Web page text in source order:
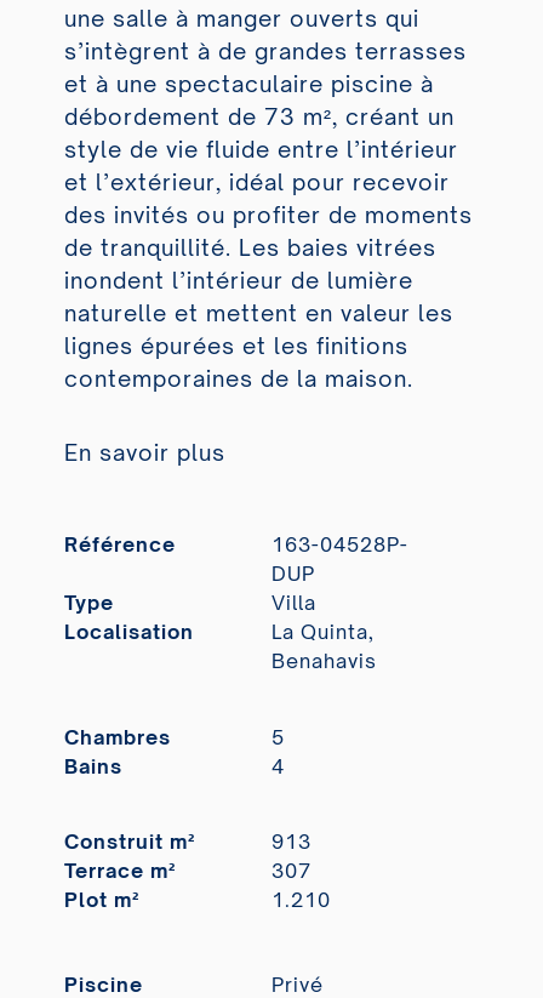
une salle à manger ouverts qui
s’intègrent à de grandes terrasses
et à une spectaculaire piscine à
débordement de 73 m², créant un
style de vie fluide entre l’intérieur
et l’extérieur, idéal pour recevoir
des invités ou profiter de moments
de tranquillité. Les baies vitrées
inondent l’intérieur de lumière
naturelle et mettent en valeur les
lignes épurées et les finitions
contemporaines de la maison.
En savoir plus
Référence
163-04528P-
DUP
Type
Villa
Localisation
La Quinta,
Benahavis
Chambres
5
Bains
4
Construit m²
913
Terrace m²
307
Plot m²
1.210
Piscine
Privé